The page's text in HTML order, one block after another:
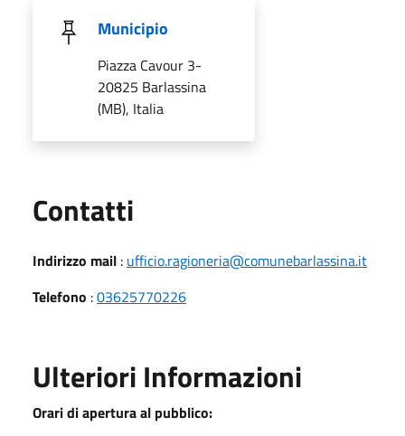
Municipio
Piazza Cavour 3-
20825 Barlassina
(MB), Italia
Contatti
Indirizzo mail : ufficio.ragioneria@comunebarlassina.it
Telefono :03625770226
Ulteriori Informazioni
Orari di apertura al pubblico: